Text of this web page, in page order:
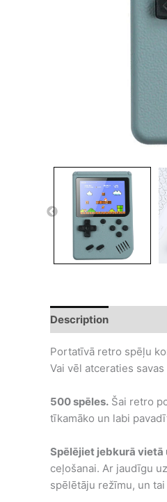
Description
Portatīvā retro spēļu
Vai vēl atceraties
500 spēles. Šai retro
tīkamāko un labi
Spēlējiet jebkurā vietā
ceļošanai. Ar jaudīgu
spēlētāju režīmu, un